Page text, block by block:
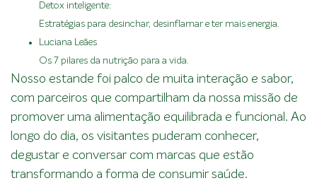
Detox inteligente:
Estratégias para desinchar, desinflamar e ter mais energia.
Luciana Leães
Os 7 pilares da nutrição para a vida.
Nosso estande foi palco de muita interação e sabor,
com parceiros que compartilham da nossa missão de
promover uma alimentação equilibrada e funcional. Ao
longo do dia, os visitantes puderam conhecer,
degustar e conversar com marcas que estão
transformando a forma de consumir saúde.